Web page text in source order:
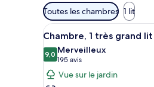
Filtres
disponibles
pour
les
chambres
Toutes les chambres 1 lit
Afficher
toutes
les
photos
pour
8
Chambre, 1 très grand lit
9,09,0 sur 10
Merveilleux
195 avis
(195 avis)
Vue sur le jardin